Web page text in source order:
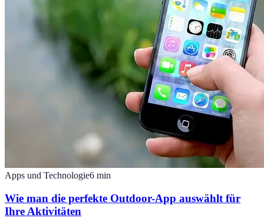
Apps und Technologie6 min
Wie man die perfekte Outdoor-App auswählt für
Ihre Aktivitäten